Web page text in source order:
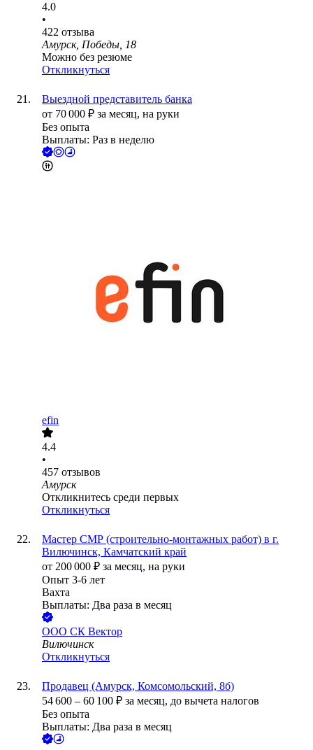
4.0
•
422 отзыва
Амурск, Победы, 18
Можно без резюме
Откликнуться
Выездной представитель банка
от 70 000 ₽ за месяц, на руки
Без опыта
Выплаты: Раз в неделю
efin
4.4
•
457 отзывов
Амурск
Откликнитесь среди первых
Откликнуться
Мастер СМР (строительно-монтажных работ) в г.
Вилючинск, Камчатский край
от 200 000 ₽ за месяц, на руки
Опыт 3-6 лет
Вахта
Выплаты: Два раза в месяц
ООО СК Вектор
Вилючинск
Откликнуться
Продавец (Амурск, Комсомольский, 8б)
54 600 – 60 100 ₽ за месяц, до вычета налогов
Без опыта
Выплаты: Два раза в месяц